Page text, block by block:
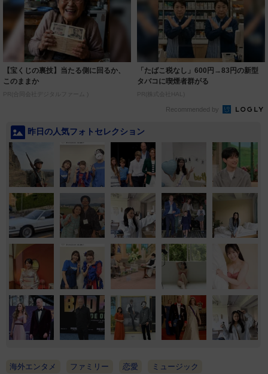
【宝くじの裏技】当たる側に回るか、
このままか
PR(合同会社デジタルファーム )
「たばこ税なし」600円→83円の新型
タバコに喫煙者群がる
PR(株式会社HAL)
Recommended by
昨日の人気フォトセレクション
海外エンタメ ファミリー 恋愛 ミュージック